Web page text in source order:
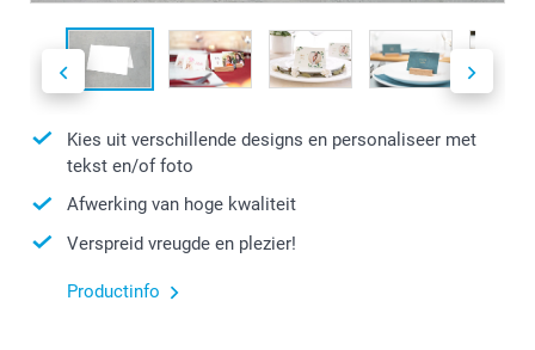
Kies uit verschillende designs en personaliseer met
tekst en/of foto
Afwerking van hoge kwaliteit
Verspreid vreugde en plezier!
Productinfo